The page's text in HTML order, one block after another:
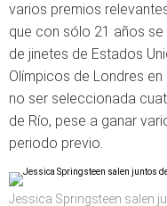
varios premios
que con sólo 21 años
de jinetes de Estados
Olímpicos de Londres
no ser seleccionada
de Río, pese a ganar
periodo previo.
Jessica Springsteen salen